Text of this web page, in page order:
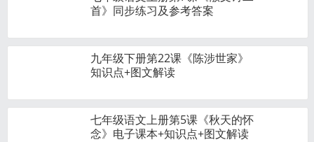
首》同步练习及参考答案
九年级下册第22课《陈涉世家》
知识点+图文解读
七年级语文上册第5课《秋天的怀
念》电子课本+知识点+图文解读